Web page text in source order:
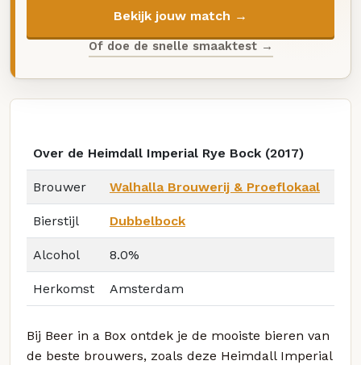
Bekijk jouw match →
Of doe de snelle smaaktest →
Over de Heimdall Imperial Rye Bock (2017)
Brouwer Walhalla Brouwerij & Proeflokaal
Bierstijl Dubbelbock
Alcohol 8.0%
Herkomst Amsterdam
Bij Beer in a Box ontdek je de mooiste bieren van
de beste brouwers, zoals deze Heimdall Imperial